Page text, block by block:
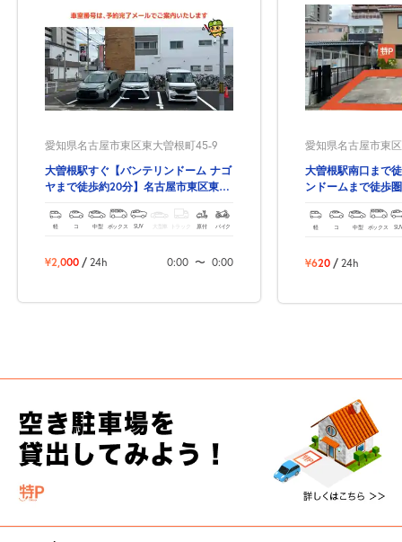
愛知県名古屋市東区東大曽根町45-9
大曽根駅すぐ【バンテリンドーム ナゴ
ヤまで徒歩約20分】名古屋市東区東大
軽 コ 中型 ボックス SUV トラック 原付 バイク
¥2,000 / 24h 0:00 〜 0:00
愛知県名古屋市東
大曽根駅南口まで
ンドームまで徒歩
軽 コ 中型 ボックス
¥620 / 24h